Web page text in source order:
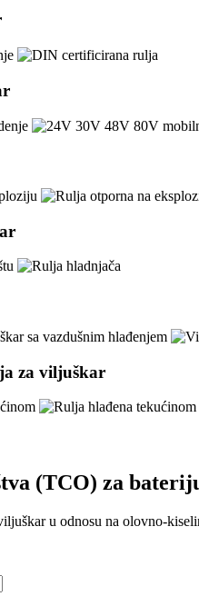
za viljuškar
(TCO) za
u odnosu na olovno-